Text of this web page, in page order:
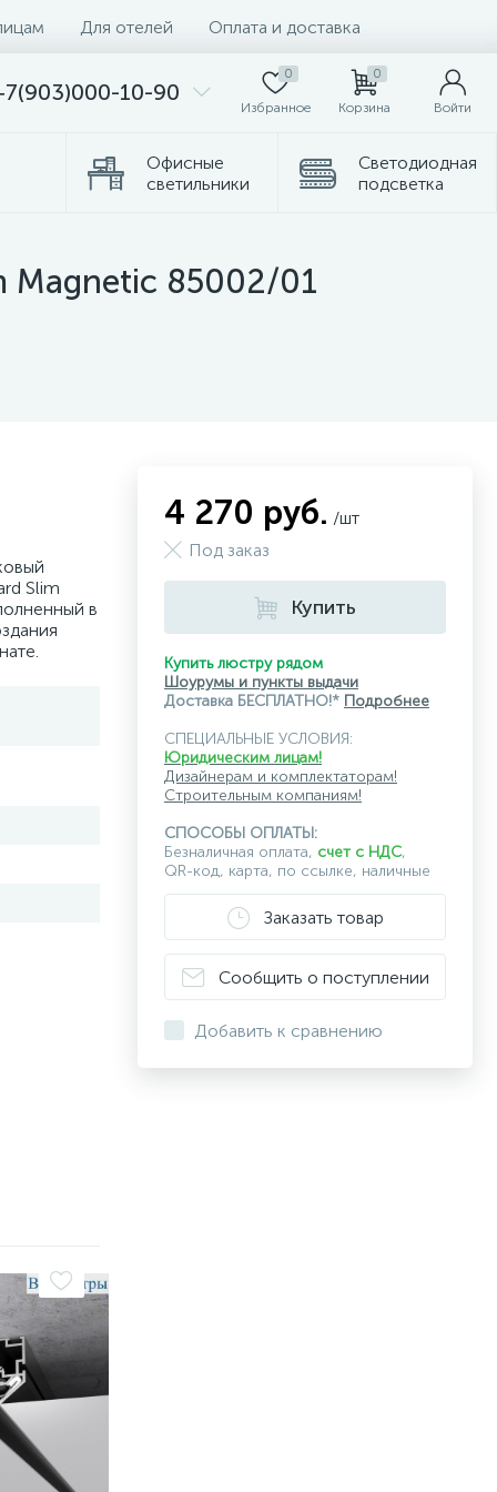
Для отелей Оплата и доставка
10-90
0
Избранное
0
Корзина Войти
Офисные
светильники
Светодиодная
подсветка
Magnetic 85002/01
Slim
в
4 270 руб. /шт
Под заказ
Купить
Купить люстру рядом
Шоурумы и пункты выдачи
Доставка БЕСПЛАТНО!* Подробнее
СПЕЦИАЛЬНЫЕ УСЛОВИЯ:
Юридическим лицам!
Дизайнерам и комплектаторам!
Строительным компаниям!
СПОСОБЫ ОПЛАТЫ:
Безналичная оплата, счет с НДС,
QR-код, карта, по ссылке, наличные
Заказать товар
Сообщить о поступлении
Добавить к сравнению